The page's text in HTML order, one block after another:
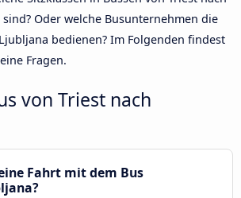
Oder welche Busunternehmen die
bedienen? Im Folgenden findest
Fragen.
von Triest nach
Fahrt mit dem Bus